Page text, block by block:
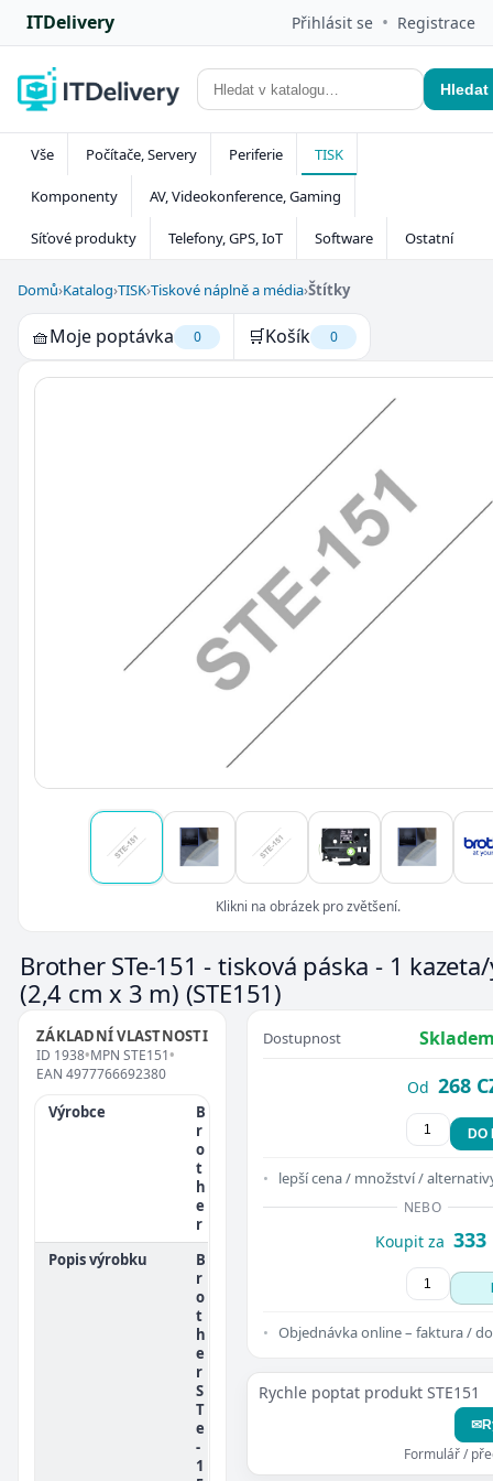
ITDelivery Přihlásit se • Registrace
Hledat
Vše Počítače, Servery Periferie TISK
Komponenty AV, Videokonference, Gaming
Síťové produkty Telefony, GPS, IoT Software Ostatní
Domů›Katalog›TISK›Tiskové náplně a média›Štítky
🧺Moje poptávka 0 🛒Košík 0
Klikni na obrázek pro zvětšení.
Brother STe-151 - tisková páska - 1
(2,4 cm x 3 m) (STE151)
ZÁKLADNÍ VLASTNOSTI
ID 1938•MPN STE151•
EAN 4977766692380
Výrobce
B
r
o
t
h
e
r
Popis výrobku
B
r
o
t
h
e
r
S
T
e
-
1
Dostupnost
Od 268
DO
lepší cena / množství /
NEBO
Koupit za 333
Objednávka online – faktura /
Rychle poptat produkt STE151
✉
Formulář /